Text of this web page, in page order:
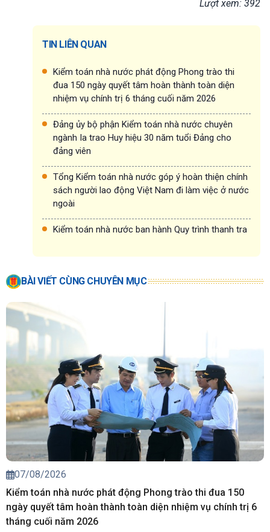
Lượt xem: 392
TIN LIÊN QUAN
Kiểm toán nhà nước phát động Phong trào thi
đua 150 ngày quyết tâm hoàn thành toàn diện
nhiệm vụ chính trị 6 tháng cuối năm 2026
Đảng ủy bộ phận Kiểm toán nhà nước chuyên
ngành Ia trao Huy hiệu 30 năm tuổi Đảng cho
đảng viên
Tổng Kiểm toán nhà nước góp ý hoàn thiện chính
sách người lao động Việt Nam đi làm việc ở nước
ngoài
Kiểm toán nhà nước ban hành Quy trình thanh tra
BÀI VIẾT CÙNG CHUYÊN MỤC
07/08/2026
Kiểm toán nhà nước phát động Phong trào thi đua 150
ngày quyết tâm hoàn thành toàn diện nhiệm vụ chính trị 6
tháng cuối năm 2026